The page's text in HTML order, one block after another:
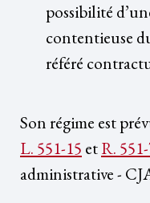
possibilité
contentieuse
référé
Son régime est
L. 551-15 etR.
administrative -